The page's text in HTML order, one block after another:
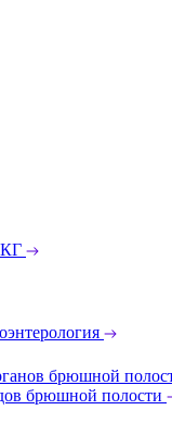
брюшной
брюшной полости